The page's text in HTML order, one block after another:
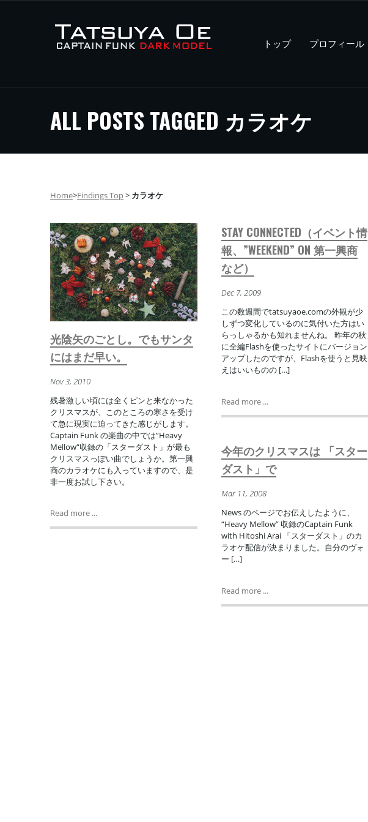
トップ プロフィール
ALL POSTS TAGGED カラオケ
Home>Findings Top> カラオケ
光陰矢のごとし。でもサンタ
にはまだ早い。
Nov 3, 2010
残暑激しい頃には全くピンと来なかった
クリスマスが、このところの寒さを受け
て急に現実に迫ってきた感じがします。
Captain Funk の楽曲の中では”Heavy
Mellow“収録の「スターダスト」が最も
クリスマスっぽい曲でしょうか。第一興
商のカラオケにも入っていますので、是
非一度お試し下さい。
Read more ...
STAY CONNECTED（イベント情
報、”WEEKEND” ON 第一興商
など）
Dec 7, 2009
この数週間でtatsuyaoe.comの外観が少
しずつ変化しているのに気付いた方はい
らっしゃるかも知れませんね。 昨年の秋
に全編Flashを使ったサイトにバージョン
アップしたのですが、Flashを使うと見映
えはいいものの […]
Read more ...
今年のクリスマスは 「スター
ダスト」で
Mar 11, 2008
News のページでお伝えしたように、
“Heavy Mellow” 収録のCaptain Funk
with Hitoshi Arai 「スターダスト」のカ
ラオケ配信が決まりました。自分のヴォ
ー […]
Read more ...